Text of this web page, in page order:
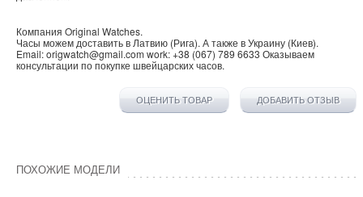
Компания Original Watches.
Часы можем доставить в Латвию (Рига). А также вУкраину (Киев).
Email:origwatch@gmail.com work:+38 (067) 789 6633 Оказываем
консультации по покупке швейцарских часов.
ОЦЕНИТЬ ТОВАР ДОБАВИТЬ ОТЗЫВ
ПОХОЖИЕ МОДЕЛИ